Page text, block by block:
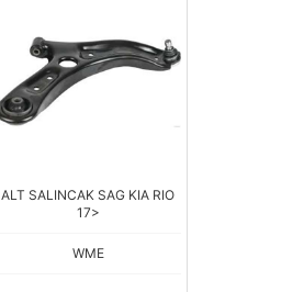
ALT SALINCAK SAG KIA RIO
17>
WME